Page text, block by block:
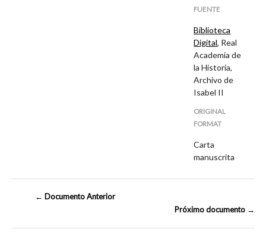
FUENTE
Biblioteca
Digital, Real
Academia de
la Historia,
Archivo de
Isabel II
ORIGINAL
FORMAT
Carta
manuscrita
← Documento Anterior
Próximo documento →